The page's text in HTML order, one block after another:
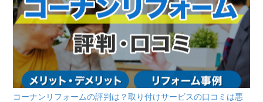
コーナンリフォームの評判は？取り付けサービスの口コミは悪